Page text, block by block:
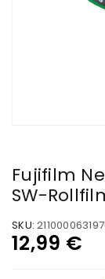
Fujifilm
SW-
SKU:
12,99 €